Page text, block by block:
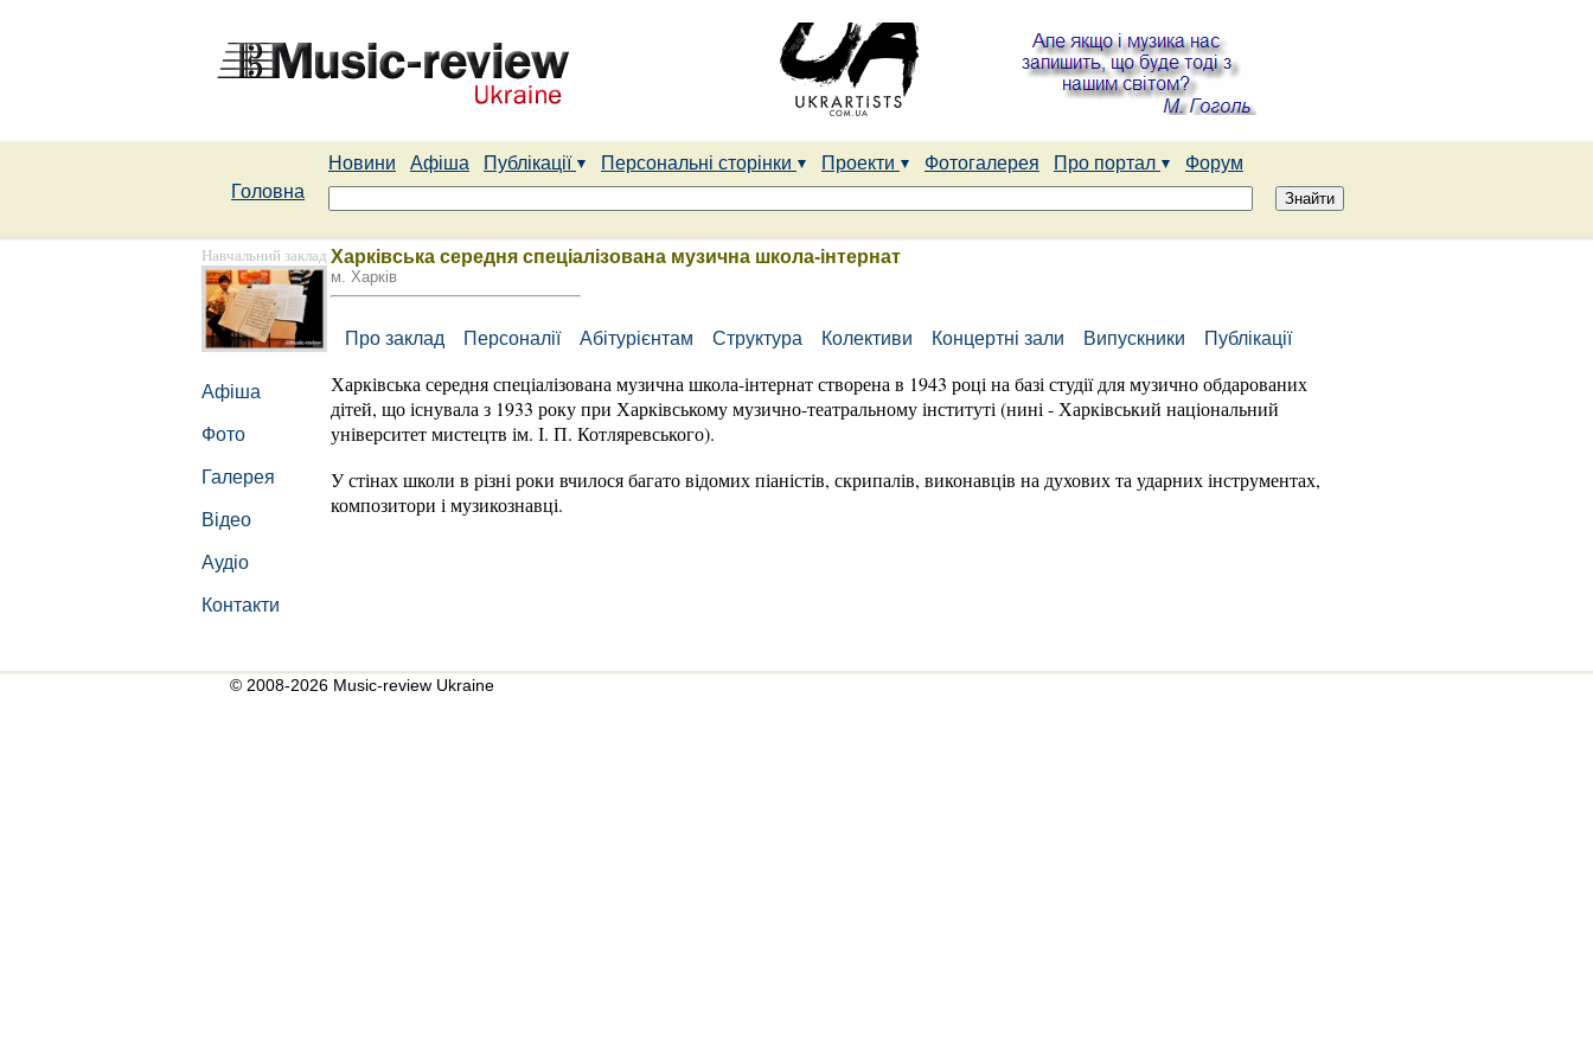
Новини Афіша Публікації Персональні сторінки Проекти Фотогалерея Про портал
Форум
Головна
Навчальний заклад
Афіша
Фото
Галерея
Відео
Аудіо
Контакти
Харківська середня спеціалізована музична школа-інтернат
м. Харків
Про заклад Персоналії Абітурієнтам Структура Колективи Концертні зали Випускники Публікації
Харківська середня спеціалізована музична школа-інтернат створена в 1943 році на базі студії для музично обдарованих
дітей, що існувала з 1933 року при Харківському музично-театральному інституті (нині - Харківський національний
університет мистецтв ім. І. П. Котляревського).
У стінах школи в різні роки вчилося багато відомих піаністів, скрипалів, виконавців на духових та ударних інструментах,
композитори і музикознавці.
© 2008-2026 Music-review Ukraine